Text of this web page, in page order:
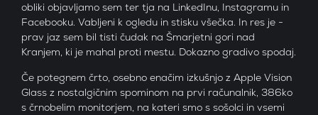
obliki objavljamo sem ter tja na LinkedInu, Instagramu in
Facebooku. Vabljeni k ogledu in stisku všečka. In res je -
prav jaz sem bil tisti čudak na Šmarjetni gori nad
Kranjem, ki je mahal proti mestu. Dokazno gradivo spodaj.
Če potegnem črto, osebno enačim izkušnjo z Apple Vision
Glass z nostalgičnim spominom na prvi računalnik, 386ko
s črnobelim monitorjem, na kateri smo s sošolci in vsemi